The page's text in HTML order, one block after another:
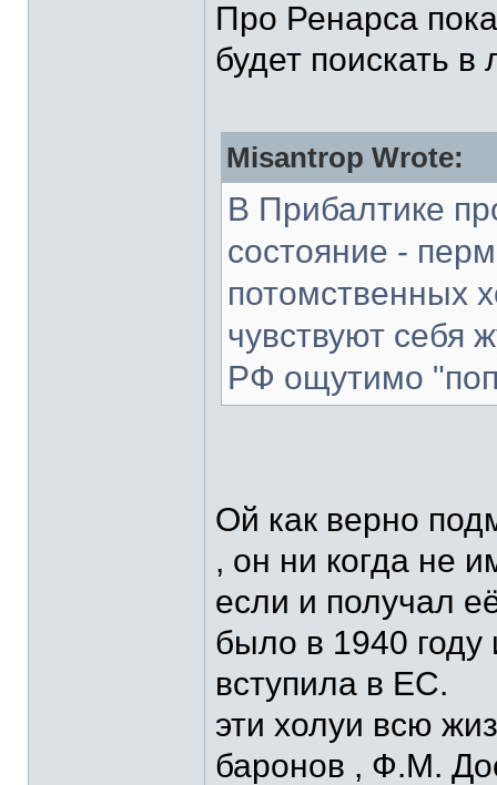
Про Ренарса
будет поискать в
Misantrop Wrote:
В Прибалтике
состояние -
потомственных
чувствуют себя
РФ ощутимо
Ой как верно
, он ни когда не
если и получал
было в 1940 году
вступила в ЕС.
эти холуи всю
баронов , Ф.М.